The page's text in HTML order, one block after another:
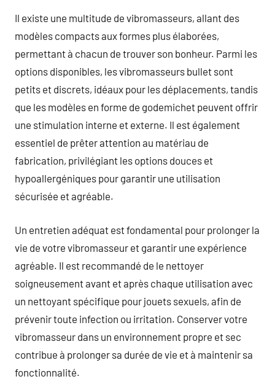
Il existe une multitude de vibromasseurs, allant des
modèles compacts aux formes plus élaborées,
permettant à chacun de trouver son bonheur. Parmi les
options disponibles, les vibromasseurs bullet sont
petits et discrets, idéaux pour les déplacements, tandis
que les modèles en forme de godemichet peuvent offrir
une stimulation interne et externe. Il est également
essentiel de prêter attention au matériau de
fabrication, privilégiant les options douces et
hypoallergéniques pour garantir une utilisation
sécurisée et agréable.
Un entretien adéquat est fondamental pour prolonger la
vie de votre vibromasseur et garantir une expérience
agréable. Il est recommandé de le nettoyer
soigneusement avant et après chaque utilisation avec
un nettoyant spécifique pour jouets sexuels, afin de
prévenir toute infection ou irritation. Conserver votre
vibromasseur dans un environnement propre et sec
contribue à prolonger sa durée de vie et à maintenir sa
fonctionnalité.